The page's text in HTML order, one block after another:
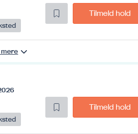
Tilmeld hold
Tilmeld hold